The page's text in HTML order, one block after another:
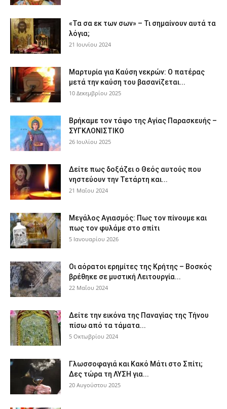
«Τα σα εκ των σων» – Τι σημαίνουν αυτά τα
λόγια;
21 Ιουνίου 2024
Μαρτυρία για Καύση νεκρών: Ο πατέρας
μετά την καύση του βασανίζεται...
10 Δεκεμβρίου 2025
Βρήκαμε τον τάφο της Αγίας Παρασκευής –
ΣΥΓΚΛΟΝΙΣΤΙΚΟ
26 Ιουλίου 2025
Δείτε πως δοξάζει ο Θεός αυτούς που
νηστεύουν την Τετάρτη και...
21 Μαΐου 2024
Μεγάλος Αγιασμός: Πως τον πίνουμε και
πως τον φυλάμε στο σπίτι
5 Ιανουαρίου 2026
Οι αόρατοι ερημίτες της Κρήτης – Βοσκός
βρέθηκε σε μυστική Λειτουργία...
22 Μαΐου 2024
Δείτε την εικόνα της Παναγίας της Τήνου
πίσω από τα τάματα...
5 Οκτωβρίου 2024
Γλωσσοφαγιά και Κακό Μάτι στο Σπίτι;
Δες τώρα τη ΛΥΣΗ για...
20 Αυγούστου 2025